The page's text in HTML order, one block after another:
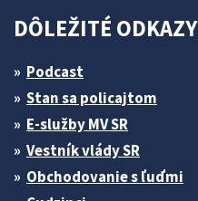
DÔLEŽITÉ ODKAZY
Podcast
Stan sa policajtom
E-služby MV SR
Vestník vlády SR
Obchodovanie s ľuďmi